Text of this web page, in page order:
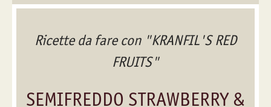
Ricette da fare con "KRANFIL'S RED
FRUITS"
SEMIFREDDO STRAWBERRY &